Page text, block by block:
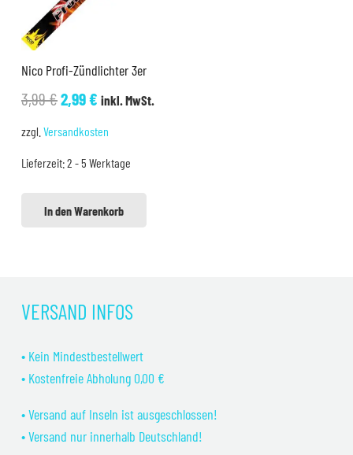
Nico Profi-Zündlichter 3er
3,99€Ursprünglicher
3,99 €
2,99€Aktueller
2,99 €.
inkl. MwSt.
zzgl. Versandkosten
Lieferzeit:2 - 5 Werktage
In den Warenkorb
VERSAND INFOS
• Kein Mindestbestellwert
• Kostenfreie Abholung 0,00 €
• Versand auf Inseln ist ausgeschlossen!
• Versand nur innerhalb Deutschland!